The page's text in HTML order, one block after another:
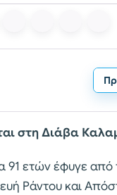
στη Διάβα
91 ετών έφυγε
Ράντου και